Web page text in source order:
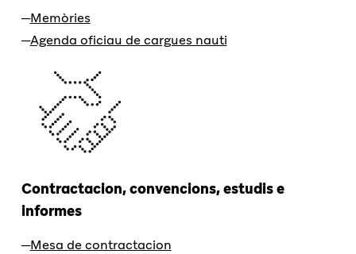
Memòries
Agenda oficiau de cargues nauti
Contractacion, convencions, estudis e
informes
Mesa de contractacion